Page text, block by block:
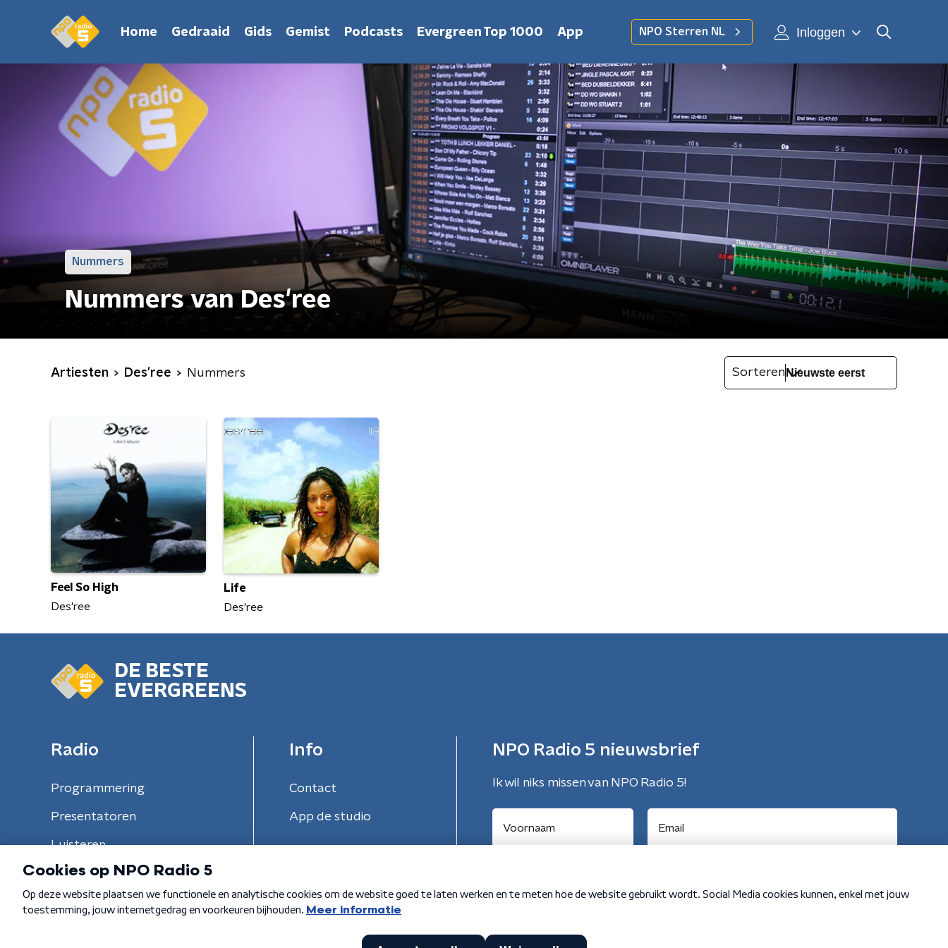
Home Gedraaid Gids Gemist Podcasts Evergreen Top 1000 App NPO Sterren NL Inloggen
Nummers
Nummers van Des'ree
Artiesten Des'ree Nummers Sorteren
Feel So High
Des'ree
Life
Des'ree
DE BESTE
EVERGREENS
Radio
Programmering
Presentatoren
Luisteren
Info
Contact
App de studio
NPO Radio 5 nieuwsbrief
Ik wil niks missen van NPO Radio 5!
Algemene voorwaarden Privacybeleid